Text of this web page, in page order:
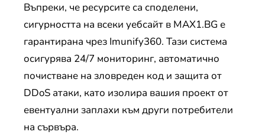
Въпреки, че ресурсите са споделени,
сигурността на всеки уебсайт в MAX1.BG е
гарантирана чрез Imunify360. Тази система
осигурява 24/7 мониторинг, автоматично
почистване на зловреден код и защита от
DDoS атаки, като изолира вашия проект от
евентуални заплахи към други потребители
на сървъра.